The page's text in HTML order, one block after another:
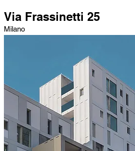
Via Frassinetti 25
Milano